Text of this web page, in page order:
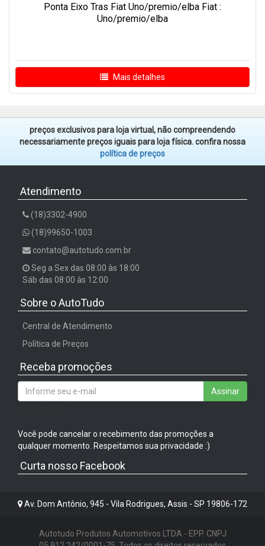
Ponta Eixo Tras Fiat Uno/premio/elba Fiat :
Uno/premio/elba
Mais detalhes
preços exclusivos para loja virtual, não compreendendo
necessariamente preços iguais para loja física. confira nossa
política de preços
Atendimento
(18)3302-4900
(18)99650-1003
contato@autotudo.com.br
Seg a Sex das 08:00 às 18:00
Sáb das 08:00 às 12:00
Sobre o AutoTudo
Central de Atendimento
Política de Preços
Receba promoções
Assinar
Você pode cancelar o recebimento das promoções a
qualquer momento. Respeitamos sua privacidade :)
Curta nosso Facebook
Av. Dom Antônio, 945 - Vila Rodrigues, Assis - SP 19806-172
Autotudo Produtos Automotivos LTDA - EPP. CNPJ